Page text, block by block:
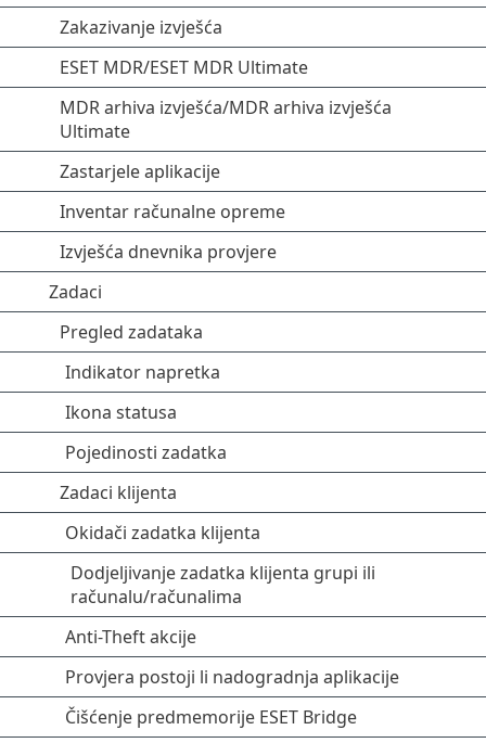
Zakazivanje izvješća
ESET MDR/ESET MDR Ultimate
MDR arhiva izvješća/MDR arhiva izvješća
Ultimate
Zastarjele aplikacije
Inventar računalne opreme
Izvješća dnevnika provjere
Zadaci
Pregled zadataka
Indikator napretka
Ikona statusa
Pojedinosti zadatka
Zadaci klijenta
Okidači zadatka klijenta
Dodjeljivanje zadatka klijenta grupi ili
računalu/računalima
Anti-Theft akcije
Provjera postoji li nadogradnja aplikacije
Čišćenje predmemorije ESET Bridge